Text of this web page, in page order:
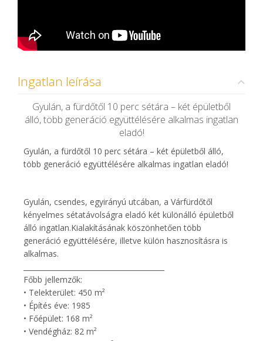
Ingatlan leírása
Gyulán, a fürdőtől 10 perc sétára – két épületből
álló, több generáció együttélésére alkalmas ingatlan
eladó!
Gyulán, a fürdőtől 10 perc sétára – két épületből álló,
több generáció együttélésére alkalmas ingatlan eladó!
Gyulán, csendes, egyirányú utcában, a Várfürdőtől
kényelmes sétatávolságra eladó két különálló épületből
álló ingatlan.Kialakításának köszönhetően több
generáció együttélésére, illetve külön hasznosításra is
alkalmas.
Főbb jellemzők:
• Telekterület: 450 m²
• Építés éve: 1985
• Főépület: 168 m²
• Vendégház: 82 m²